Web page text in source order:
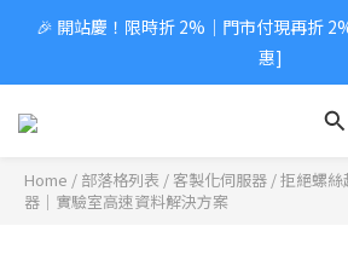
🎉 開站慶！限時折 2%｜門市付現再折
惠]
Home / 部落格列表 / 客製化伺服器 /拒絕螺絲
器｜實驗室高速資料解決方案